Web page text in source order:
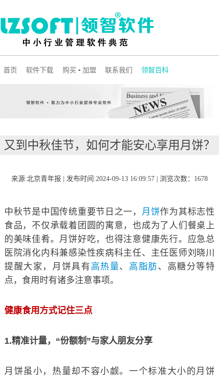
首页 软件下载 购买 ▪ 加盟 联系我们 领智百科
又到中秋佳节，如何才能安心享用月饼？
来源:北京青年报 | 发布时间:2024-09-13 16:09:57 | 浏览次数：1678
中秋节是中国传统重要节日之一， 月饼作为其标志性
食品，不仅承载着团圆的寓意，也成为了人们餐桌上
的美味佳肴。月饼好吃，也得注意健康先行。应急总
医院消化内科兼感染性疾病科主任、主任医师刘晓川
提醒大家，月饼具有 高热量、 高脂肪、高糖分等特
点，食用时有诸多注意事项。
健康食用方式记住三点
1.精准计量，“份额制”与家人朋友分享
月饼虽小，热量却不容小觑。一个标准大小的月饼